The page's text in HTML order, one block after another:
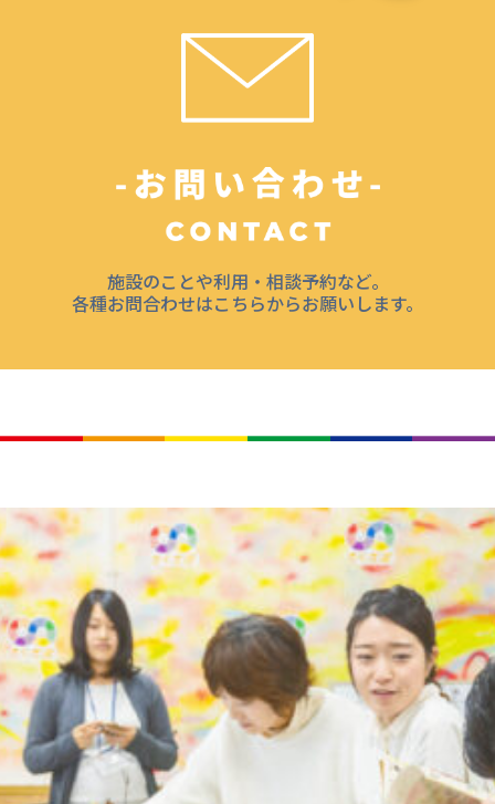
施設のことや利用・相談予約など。
各種お問合わせはこちらからお願いします。